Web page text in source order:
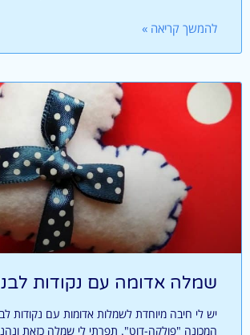
להמשך קריאה »
שמלה אדומה עם נקודות
יש לי חיבה מיוחדת לשמלות אדומות עם נקודות
המכונה "פולקה-דוט". תפרתי לי שמלה כזאת